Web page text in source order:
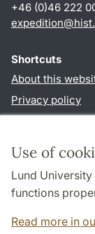
Use of
Lund
functions
Read more in
+46 (0)46 222
Shortcuts
About this
Privacy policy
Follow us in